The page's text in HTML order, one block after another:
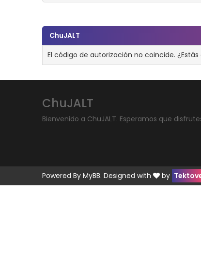
ChuJALT
El código de autorización no coincide.
ChuJALT
Bienvenido a ChuJALT. Esperamos que
Powered By MyBB. Designed with by